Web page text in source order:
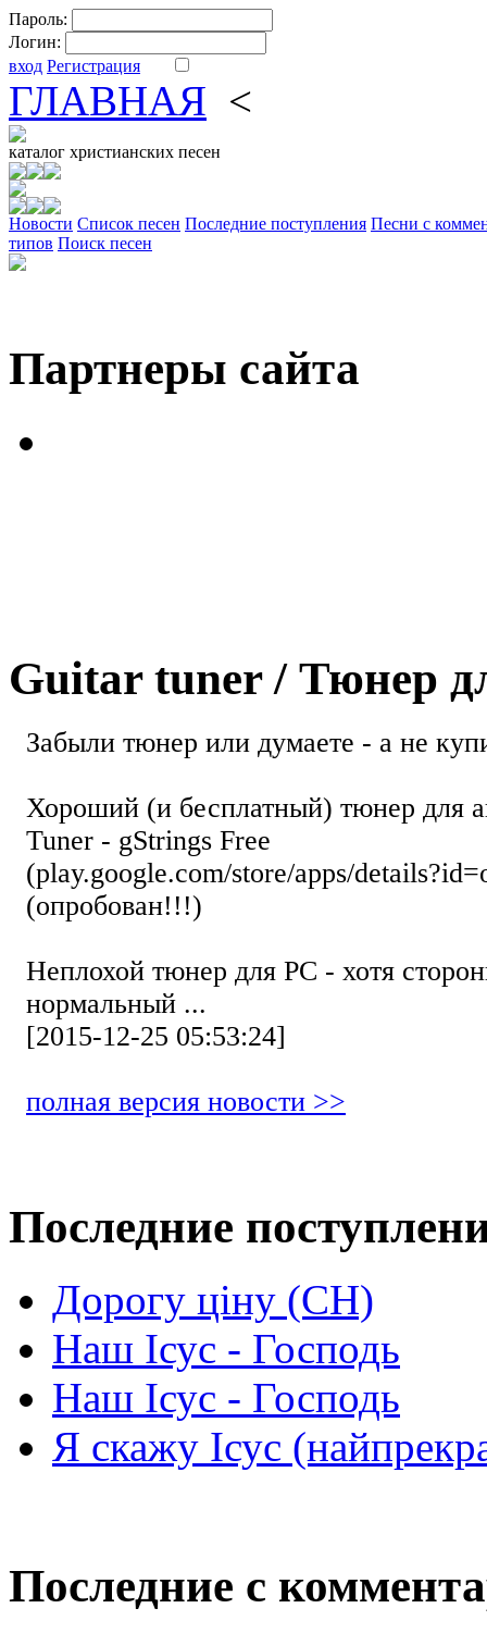
Пароль:
Логин:
вход Регистрация
ГЛАВНАЯ <
каталог христианских песен
Новости Cписок песен Последние поступления Песни с
типов Поиск песен
Партнеры сайта
Guitar tuner / Тюнер
Забыли тюнер или думаете - а не
Хороший (и бесплатный) тюнер для
Tuner - gStrings Free
(play.google.com/store/apps/
(опробован!!!)
Неплохой тюнер для РС - хотя
нормальный ...
[2015-12-25 05:53:24]
полная версия новости >>
Последние
Дорогу ціну (СН)
Наш Ісус - Господь
Наш Ісус - Господь
Я скажу Ісус
Последние с